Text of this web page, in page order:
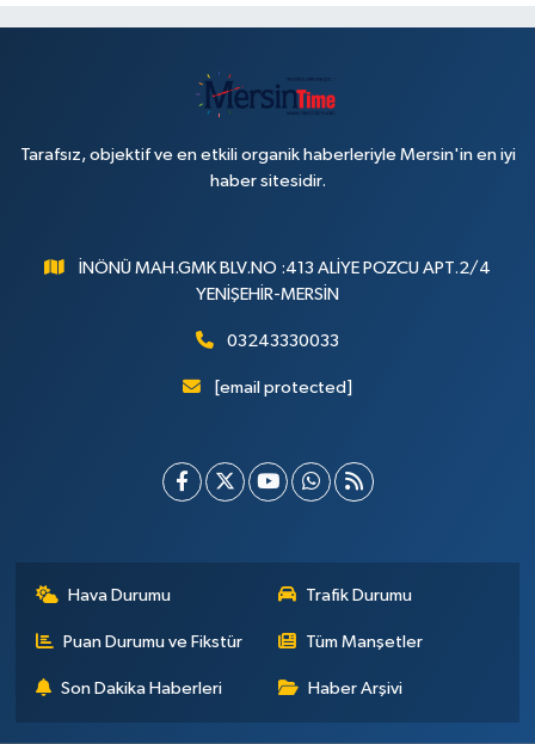
Tarafsız, objektif ve en etkili organik haberleriyle Mersin'in en iyi
haber sitesidir.
İNÖNÜ MAH.GMK BLV.NO :413 ALİYE POZCU APT.2/4
YENİŞEHİR-MERSİN
03243330033
[email protected]
Hava Durumu Trafik Durumu
Puan Durumu ve Fikstür Tüm Manşetler
Son Dakika Haberleri Haber Arşivi